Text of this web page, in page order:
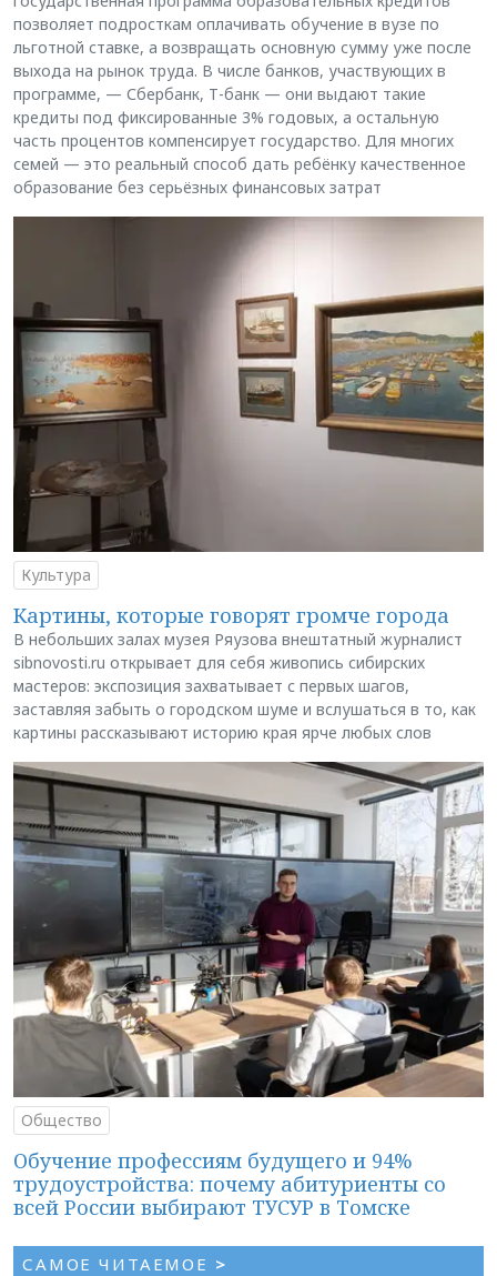
позволяет подросткам оплачивать обучение в вузе по
льготной ставке, а возвращать основную сумму уже после
выхода на рынок труда. В числе банков, участвующих в
программе, — Сбербанк, Т-банк — они выдают такие
кредиты под фиксированные 3% годовых, а остальную
часть процентов компенсирует государство. Для многих
семей — это реальный способ дать ребёнку качественное
образование без серьёзных финансовых затрат
Культура
Картины, которые говорят громче города
В небольших залах музея Ряузова внештатный журналист
sibnovosti.ru открывает для себя живопись сибирских
мастеров: экспозиция захватывает с первых шагов,
заставляя забыть о городском шуме и вслушаться в то, как
картины рассказывают историю края ярче любых слов
Общество
Обучение профессиям будущего и 94%
трудоустройства: почему абитуриенты со
всей России выбирают ТУСУР в Томске
САМОЕ ЧИТАЕМОЕ >